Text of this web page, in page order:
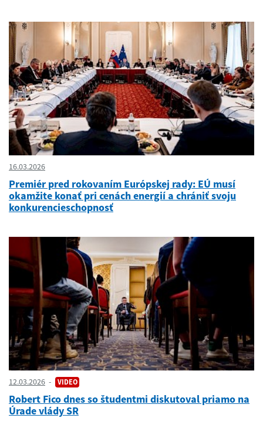
16.03.2026
Premiér pred rokovaním Európskej rady: EÚ musí
okamžite konať pri cenách energií a chrániť svoju
konkurencieschopnosť
12.03.2026 VIDEO
Robert Fico dnes so študentmi diskutoval priamo na
Úrade vlády SR